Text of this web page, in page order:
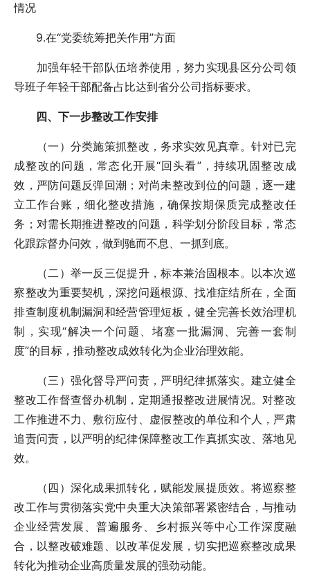
情况
9.在“党委统筹把关作用”方面
加强年轻干部队伍培养使用，努力实现县区分公司领
导班子年轻干部配备占比达到省分公司指标要求。
四、下一步整改工作安排
（一）分类施策抓整改，务求实效见真章。针对已完
成整改的问题，常态化开展“回头看”，持续巩固整改成
效，严防问题反弹回潮；对尚未整改到位的问题，逐一建
立工作台账，细化整改措施，确保按期保质完成整改任
务；对需长期推进整改的问题，科学划分阶段目标，常态
化跟踪督办问效，做到驰而不息、一抓到底。
（二）举一反三促提升，标本兼治固根本。以本次巡
察整改为重要契机，深挖问题根源、找准症结所在，全面
排查制度机制漏洞和经营管理短板，健全完善长效治理机
制，实现“解决一个问题、堵塞一批漏洞、完善一套制
度”的目标，推动整改成效转化为企业治理效能。
（三）强化督导严问责，严明纪律抓落实。建立健全
整改工作督查督办机制，定期通报整改进展情况。对整改
工作推进不力、敷衍应付、虚假整改的单位和个人，严肃
追责问责，以严明的纪律保障整改工作真抓实改、落地见
效。
（四）深化成果抓转化，赋能发展提质效。将巡察整
改工作与贯彻落实党中央重大决策部署紧密结合，与推动
企业经营发展、普遍服务、乡村振兴等中心工作深度融
合，以整改破难题、以改革促发展，切实把巡察整改成果
转化为推动企业高质量发展的强劲动能。